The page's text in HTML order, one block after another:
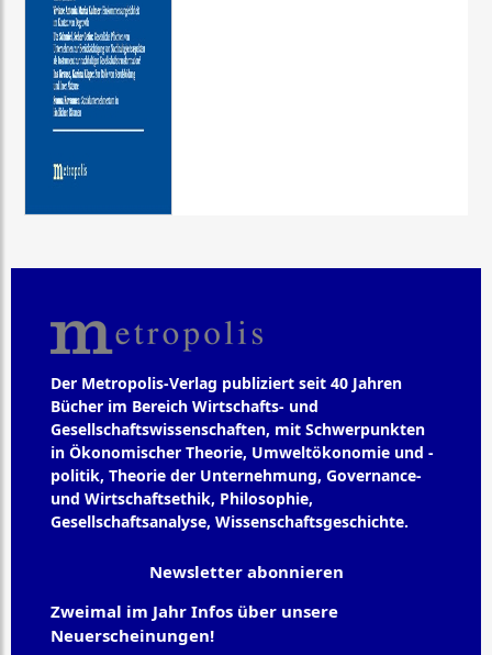
Der Metropolis-Verlag publiziert seit 40 Jahren
Bücher im Bereich Wirtschafts- und
Gesellschaftswissenschaften, mit Schwerpunkten
in Ökonomischer Theorie, Umweltökonomie und -
politik, Theorie der Unternehmung, Governance-
und Wirtschaftsethik, Philosophie,
Gesellschaftsanalyse, Wissenschaftsgeschichte.
Newsletter abonnieren
Zweimal im Jahr Infos über unsere
Neuerscheinungen!